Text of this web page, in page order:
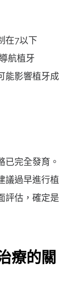
在7以下
航植牙
能影響植牙成
已完全發育。
議過早進行植
評估，確定是
療的關